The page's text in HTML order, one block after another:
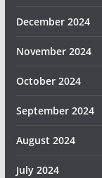
December 2024
November 2024
October 2024
September 2024
August 2024
July 2024